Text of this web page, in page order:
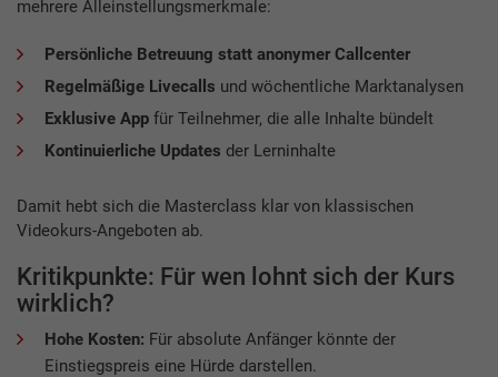
mehrere Alleinstellungsmerkmale:
Persönliche Betreuung statt anonymer Callcenter
Regelmäßige Livecalls und wöchentliche Marktanalysen
Exklusive App für Teilnehmer, die alle Inhalte bündelt
Kontinuierliche Updates der Lerninhalte
Damit hebt sich die Masterclass klar von klassischen
Videokurs-Angeboten ab.
Kritikpunkte: Für wen lohnt sich der Kurs
wirklich?
Hohe Kosten: Für absolute Anfänger könnte der
Einstiegspreis eine Hürde darstellen.